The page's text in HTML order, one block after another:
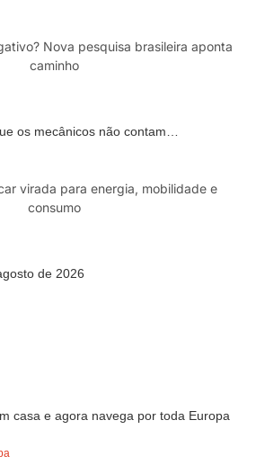
os mecânicos não contam…
de 2026
casa e agora navega por toda Europa